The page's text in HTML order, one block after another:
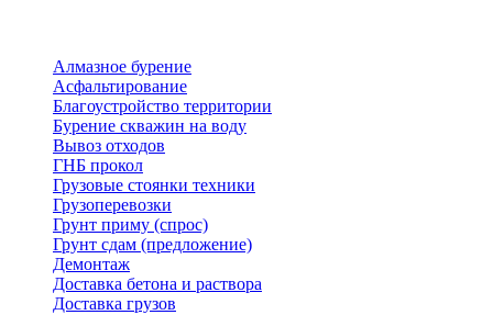
Алмазное бурение
Асфальтирование
Благоустройство территории
Бурение скважин на воду
Вывоз отходов
ГНБ прокол
Грузовые стоянки техники
Грузоперевозки
Грунт приму (спрос)
Грунт сдам (предложение)
Демонтаж
Доставка бетона и раствора
Доставка грузов